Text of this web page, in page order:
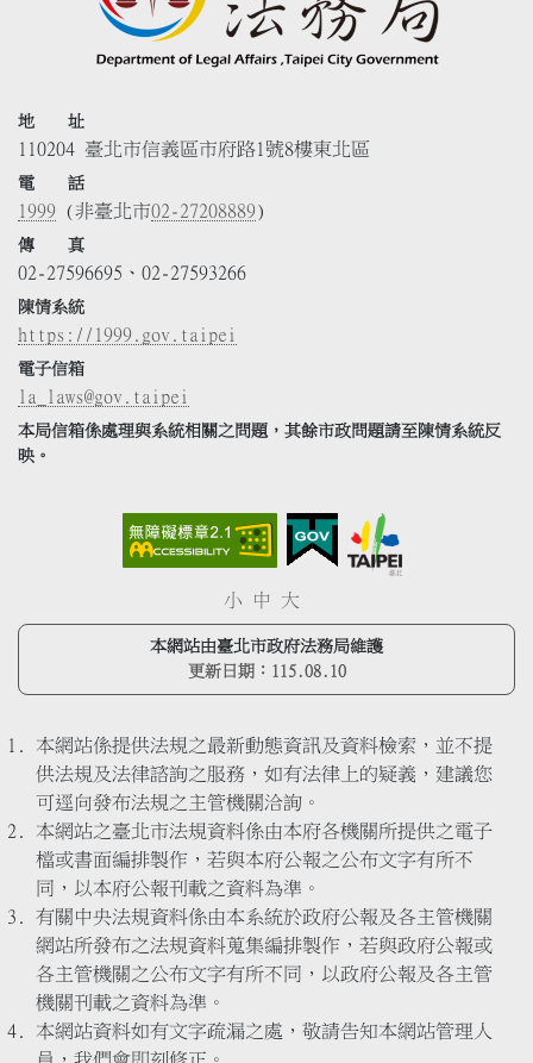
地 址
110204 臺北市信義區市府路1號8樓東北區
電 話
1999 (非臺北市02-27208889)
傳 真
02-27596695、02-27593266
陳情系統
https://1999.gov.taipei
電子信箱
la_laws@gov.taipei
本局信箱係處理與系統相關之問題，其餘市政問題請至陳情系統反
映。
小 中 大
本網站由臺北市政府法務局維護
更新日期： 115.08.10
本網站係提供法規之最新動態資訊及資料檢索，並不提
供法規及法律諮詢之服務，如有法律上的疑義，建議您
可逕向發布法規之主管機關洽詢。
本網站之臺北市法規資料係由本府各機關所提供之電子
檔或書面編排製作，若與本府公報之公布文字有所不
同，以本府公報刊載之資料為準。
有關中央法規資料係由本系統於政府公報及各主管機關
網站所發布之法規資料蒐集編排製作，若與政府公報或
各主管機關之公布文字有所不同，以政府公報及各主管
機關刊載之資料為準。
本網站資料如有文字疏漏之處，敬請告知本網站管理人
員，我們會即刻修正。